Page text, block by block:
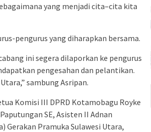
yang menjadi cita–cita kita
pengurus yang diharapkan bersama.
ini segera dilaporkan ke pengurus
pengesahan dan pelantikan.
sambung Asripan.
Komisi III DPRD Kotamobagu Royke
SE, Asisten II Adnan
Gerakan Pramuka Sulawesi Utara,